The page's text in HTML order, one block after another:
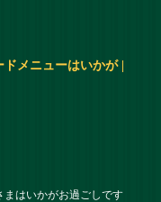
メニューはいかが |
まはいかがお過ごしです